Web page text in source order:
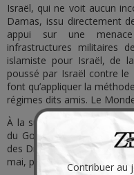
Israël, qui ne voit aucun
Damas, issu directement
appui sur une
infrastructures militaires
islamiste pour Israël, de
poussé par Israël contre le
font qu’appliquer la
régimes dits amis. Le
À la suite de ces heurts,
du Golan syrien (annexée
des Druzes pour justifier
mai, près du palaisContribuer au